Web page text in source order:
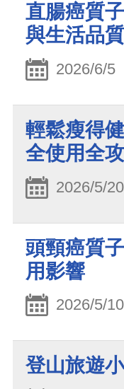
直腸癌質
與生活品質
2026/6/5
輕鬆瘦得
全使用全
2026/5/20
頭頸癌質
用影響
2026/5/10
登山旅遊